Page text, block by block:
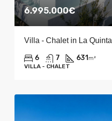
6.995.000€
Villa - Chalet in La Quinta
6 7 631 m²
VILLA - CHALET